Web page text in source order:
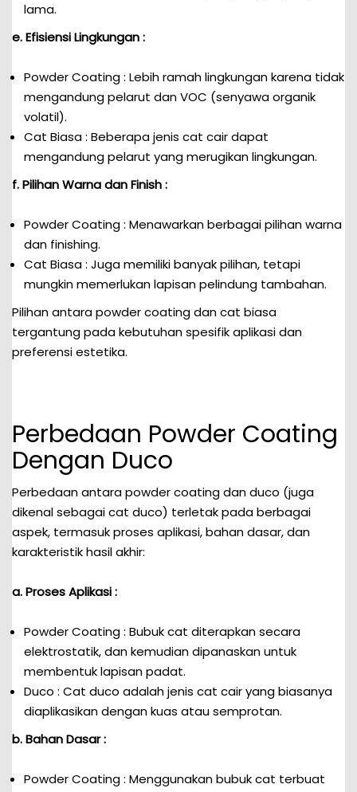
lama.
e. Efisiensi Lingkungan :
Powder Coating : Lebih ramah lingkungan karena tidak
mengandung pelarut dan VOC (senyawa organik
volatil).
Cat Biasa : Beberapa jenis cat cair dapat
mengandung pelarut yang merugikan lingkungan.
f. Pilihan Warna dan Finish :
Powder Coating : Menawarkan berbagai pilihan warna
dan finishing.
Cat Biasa : Juga memiliki banyak pilihan, tetapi
mungkin memerlukan lapisan pelindung tambahan.
Pilihan antara powder coating dan cat biasa
tergantung pada kebutuhan spesifik aplikasi dan
preferensi estetika.
Perbedaan Powder Coating
Dengan Duco
Perbedaan antara powder coating dan duco (juga
dikenal sebagai cat duco) terletak pada berbagai
aspek, termasuk proses aplikasi, bahan dasar, dan
karakteristik hasil akhir:
a. Proses Aplikasi :
Powder Coating : Bubuk cat diterapkan secara
elektrostatik, dan kemudian dipanaskan untuk
membentuk lapisan padat.
Duco : Cat duco adalah jenis cat cair yang biasanya
diaplikasikan dengan kuas atau semprotan.
b. Bahan Dasar :
Powder Coating : Menggunakan bubuk cat terbuat